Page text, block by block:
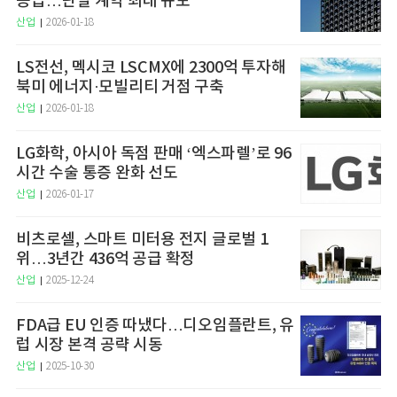
산업 2026-01-18
LS전선, 멕시코 LSCMX에 2300억 투자해
북미 에너지·모빌리티 거점 구축
산업 2026-01-18
LG화학, 아시아 독점 판매 ‘엑스파렐’로 96
시간 수술 통증 완화 선도
산업 2026-01-17
비츠로셀, 스마트 미터용 전지 글로벌 1
위…3년간 436억 공급 확정
산업 2025-12-24
FDA급 EU 인증 따냈다…디오임플란트, 유
럽 시장 본격 공략 시동
산업 2025-10-30